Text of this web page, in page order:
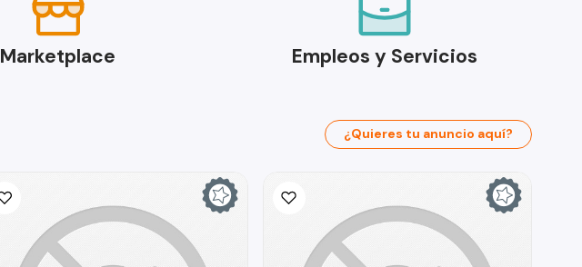
Marketplace Empleos y Servicios
¿Quieres tu anuncio aquí?